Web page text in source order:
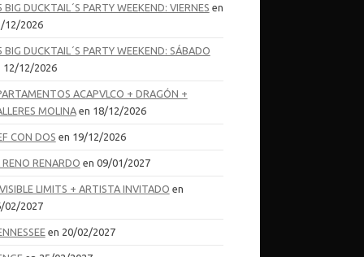
BIG DUCKTAIL´S PARTY WEEKEND: VIERNES en
12/2026
BIG DUCKTAIL´S PARTY WEEKEND: SÁBADO
12/12/2026
ACAPVLCO + DRAGÓN +
MOLINAen 18/12/2026
CON DOS en 19/12/2026
RENO RENARDO en 09/01/2027
LIMITS + ARTISTA INVITADO en
02/2027
en 20/02/2027